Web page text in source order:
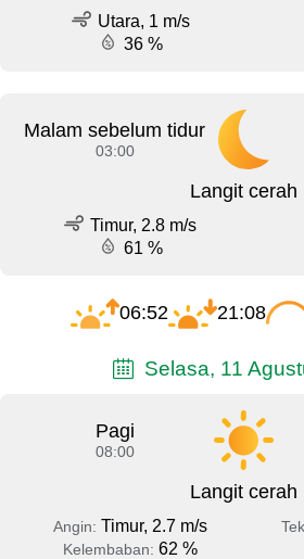
Utara, 1 m/s
36 %
Malam sebelum tidur
03:00
Langit cerah
Timur, 2.8 m/s
61 %
06:52 21:08
Selasa, 11
Pagi
08:00
Langit cerah
Angin: Timur, 2.7 m/s
Kelembaban: 62 %